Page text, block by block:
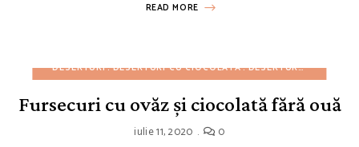
READ MORE
DESERTURI DESERTURI CU CIOCOLATĂ DESERTURI UȘOARE
Fursecuri cu ovăz și ciocolată fără ouă
iulie 11, 2020 0